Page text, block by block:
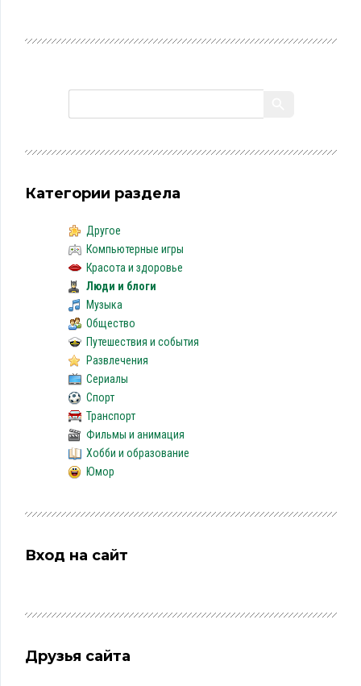
Категории раздела
Другое
Компьютерные игры
Красота и здоровье
Люди и блоги
Музыка
Общество
Путешествия и события
Развлечения
Сериалы
Спорт
Транспорт
Фильмы и анимация
Хобби и образование
Юмор
Вход на сайт
Друзья сайта